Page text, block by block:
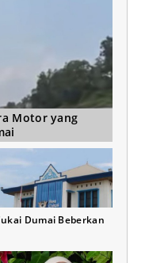
Motor yang
Dumai Beberkan